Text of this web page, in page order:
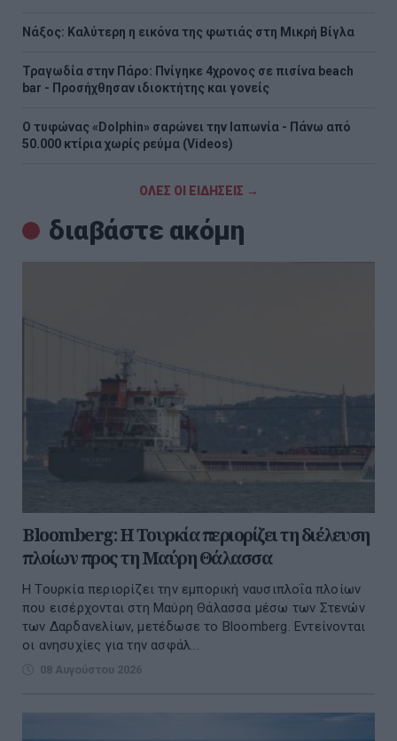
Νάξος: Καλύτερη η εικόνα της φωτιάς στη Μικρή Βίγλα
Τραγωδία στην Πάρο: Πνίγηκε 4χρονος σε πισίνα beach
bar - Προσήχθησαν ιδιοκτήτης και γονείς
Ο τυφώνας «Dolphin» σαρώνει την Ιαπωνία - Πάνω από
50.000 κτίρια χωρίς ρεύμα (Videos)
ΟΛΕΣ ΟΙ ΕΙΔΗΣΕΙΣ →
διαβάστε ακόμη
Bloomberg: Η Τουρκία περιορίζει τη διέλευση
πλοίων προς τη Μαύρη Θάλασσα
Η Τουρκία περιορίζει την εμπορική ναυσιπλοΐα πλοίων
που εισέρχονται στη Μαύρη Θάλασσα μέσω των Στενών
των Δαρδανελίων, μετέδωσε το Bloomberg. Eντείνονται
οι ανησυχίες για την ασφάλ...
08 Αυγούστου 2026